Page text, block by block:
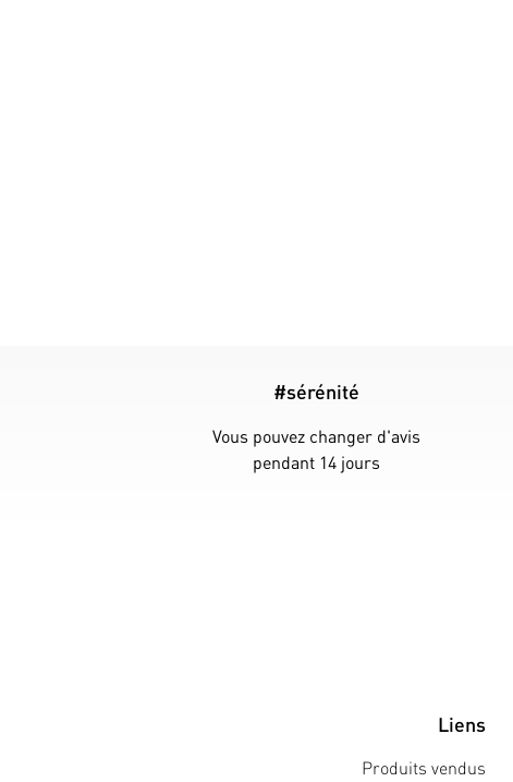
#sérénité
Vous pouvez changer d'avis
pendant 14 jours
Liens
Produits vendus